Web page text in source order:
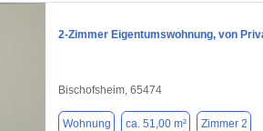
2-Zimmer Eigentumswohnung, von
Bischofsheim, 65474
Wohnung ca. 51,00 m² Zimmer 2